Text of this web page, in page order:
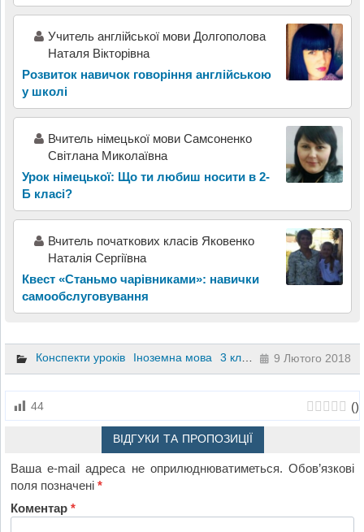
Учитель англійської мови Долгополова
Наталя Вікторівна
Розвиток навичок говоріння англійською
у школі
Вчитель німецької мови Самсоненко
Світлана Миколаївна
Урок німецької: Що ти любиш носити в 2-
Б класі?
Вчитель початкових класів Яковенко
Наталія Сергіївна
Квест «Станьмо чарівниками»: навички
самообслуговування
Конспекти уроків Іноземна мова 3 клас 4 клас
9 Лютого 2018
44 ()
ВІДГУКИ ТА ПРОПОЗИЦІЇ
Ваша e-mail адреса не оприлюднюватиметься. Обов’язкові
поля позначені*
Коментар*